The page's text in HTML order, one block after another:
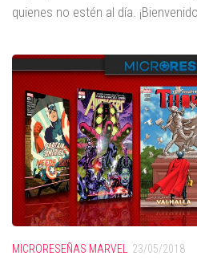
quienes no estén al día.
MICRORESEÑAS MARVEL 23/05/2018